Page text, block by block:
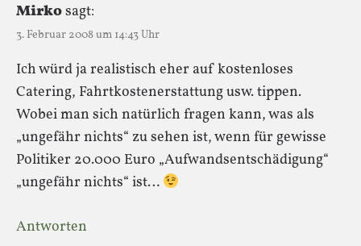
Mirkosagt:
3. Februar 2008 um 14:43 Uhr
Ich würd ja realistisch eher auf kostenloses
Catering, Fahrtkostenerstattung usw. tippen.
Wobei man sich natürlich fragen kann, was als
„ungefähr nichts“ zu sehen ist, wenn für gewisse
Politiker 20.000 Euro „Aufwandsentschädigung“
„ungefähr nichts“ ist…
Antworten